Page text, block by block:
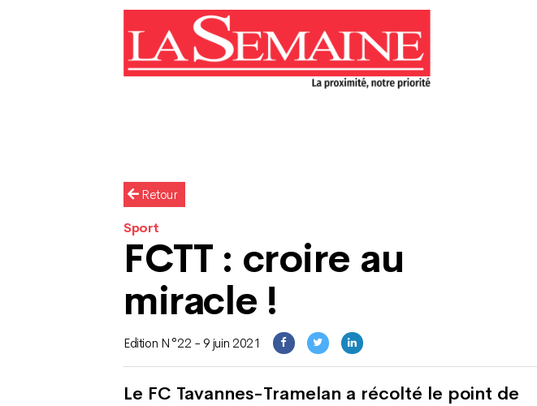
Retour
Sport
FCTT : croire au
miracle !
Edition N°22 - 9 juin 2021
Le FC Tavannes-Tramelan a récolté le point de